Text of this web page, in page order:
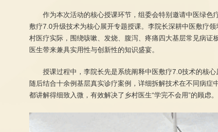
作为本次活动的核心授课环节，组委会特别邀请中医绿
敷疗7.0升级技术为核心展开专题授课。李院长深耕中医敷疗
村医疗实际，围绕咳嗽、发烧、腹泻、疼痛四大基层常见病证
医生带来兼具实用性与创新性的知识盛宴。
授课过程中，李院长先是系统阐释中医敷疗7.0技术的核
随后结合十余例基层真实诊疗案例，详细拆解技术在不同病
都讲解得细致入微，有效解决了乡村医生“学完不会用”的顾虑。